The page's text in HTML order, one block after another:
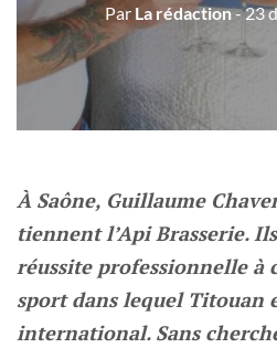
Par La rédaction- 23
À Saône, Guillaume
tiennent l’Api Brasserie.
réussite professionnelle à
sport dans lequel Titouan
international. Sans